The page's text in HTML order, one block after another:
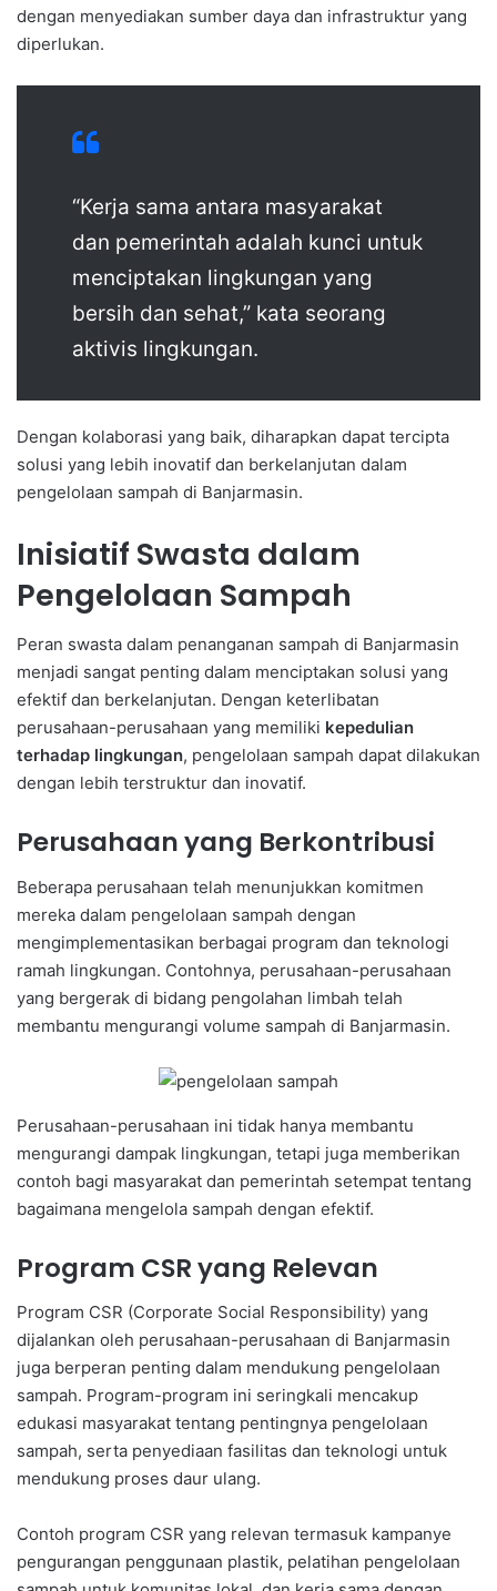
dengan menyediakan sumber daya dan infrastruktur yang
diperlukan.
“Kerja sama antara masyarakat
dan pemerintah adalah kunci untuk
menciptakan lingkungan yang
bersih dan sehat,” kata seorang
aktivis lingkungan.
Dengan kolaborasi yang baik, diharapkan dapat tercipta
solusi yang lebih inovatif dan berkelanjutan dalam
pengelolaan sampah di Banjarmasin.
Inisiatif Swasta dalam
Pengelolaan Sampah
Peran swasta dalam penanganan sampah di Banjarmasin
menjadi sangat penting dalam menciptakan solusi yang
efektif dan berkelanjutan. Dengan keterlibatan
perusahaan-perusahaan yang memiliki kepedulian
terhadap lingkungan, pengelolaan sampah dapat dilakukan
dengan lebih terstruktur dan inovatif.
Perusahaan yang Berkontribusi
Beberapa perusahaan telah menunjukkan komitmen
mereka dalam pengelolaan sampah dengan
mengimplementasikan berbagai program dan teknologi
ramah lingkungan. Contohnya, perusahaan-perusahaan
yang bergerak di bidang pengolahan limbah telah
membantu mengurangi volume sampah di Banjarmasin.
Perusahaan-perusahaan ini tidak hanya membantu
mengurangi dampak lingkungan, tetapi juga memberikan
contoh bagi masyarakat dan pemerintah setempat tentang
bagaimana mengelola sampah dengan efektif.
Program CSR yang Relevan
Program CSR (Corporate Social Responsibility) yang
dijalankan oleh perusahaan-perusahaan di Banjarmasin
juga berperan penting dalam mendukung pengelolaan
sampah. Program-program ini seringkali mencakup
edukasi masyarakat tentang pentingnya pengelolaan
sampah, serta penyediaan fasilitas dan teknologi untuk
mendukung proses daur ulang.
Contoh program CSR yang relevan termasuk kampanye
pengurangan penggunaan plastik, pelatihan pengelolaan